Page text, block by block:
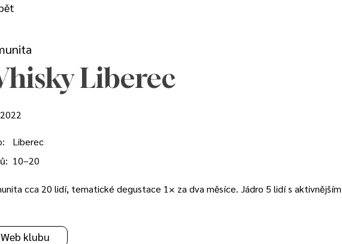
Liberec
Liberec
10–20
2022
cca 20 lidí, tematické degustace 1× za dva měsíce. Jádro 5 lidí s
Web klubu